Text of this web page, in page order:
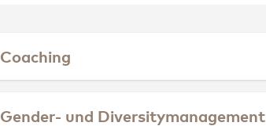
Coaching
Gender- und Diversitymanagement